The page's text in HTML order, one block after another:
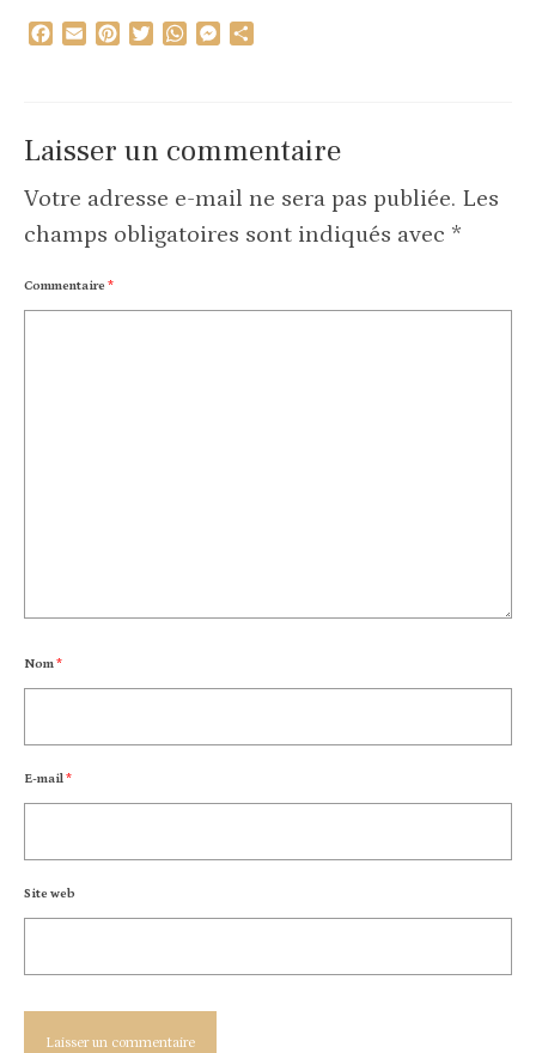
Facebook
EmailPinterestTwitterWhatsAppMessenger
Laisser un commentaire
Votre adresse e-mail ne sera pas publiée. Les
champs obligatoires sont indiqués avec *
Commentaire *
Nom*
E-mail*
Site web